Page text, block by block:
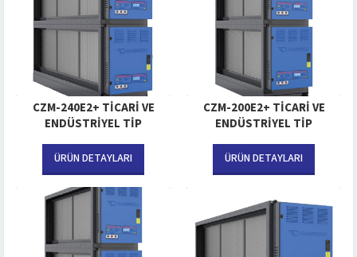
CZM-240E2+ TICARI VE
ENDÜSTRIYEL TIP
ÜRÜN DETAYLARI
CZM-200E2+ TICARI VE
ENDÜSTRIYEL TIP
ÜRÜN DETAYLARI